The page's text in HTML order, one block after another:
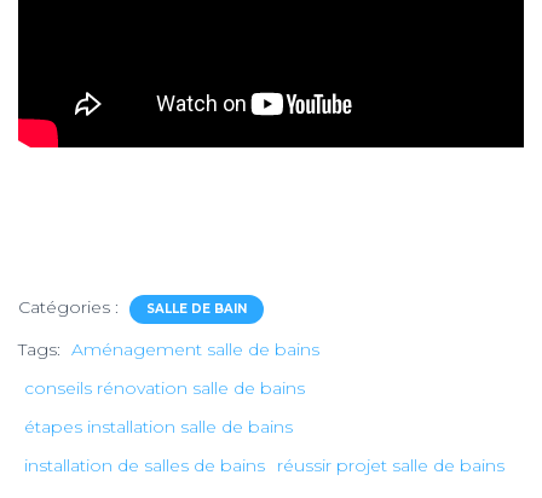
Catégories : SALLE DE BAIN
Tags: Aménagement salle de bains
conseils rénovation salle de bains
étapes installation salle de bains
installation de salles de bains
réussir projet salle de bains